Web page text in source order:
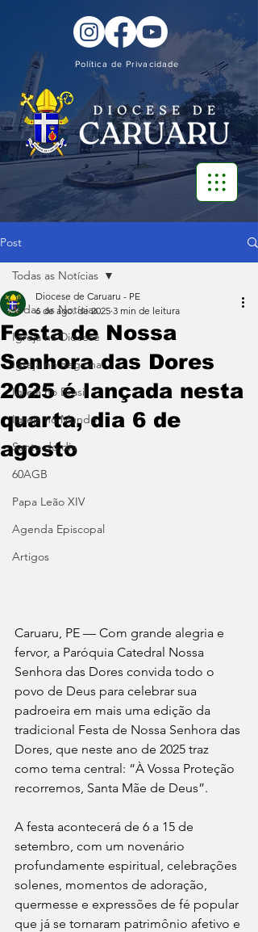
Política de Privacidade
Post
Todas as Notícias
Igreja na Diocese
Igreja no Regional
Igreja no Brasil
Igreja no Mundo
Santo do dia
60AGB
Papa Leão XIV
Agenda Episcopal
Artigos
Todas as Notícias
Festa de Nossa
Senhora das Dores
2025 é lançada nesta
quarta, dia 6 de
agosto
Diocese de Caruaru - PE
6 de ago. de 2025 3 min de leitura
Caruaru, PE — Com grande alegria e
fervor, a Paróquia Catedral Nossa
Senhora das Dores convida todo o
povo de Deus para celebrar sua
padroeira em mais uma edição da
tradicional Festa de Nossa Senhora das
Dores, que neste ano de 2025 traz
como tema central: “À Vossa Proteção
recorremos, Santa Mãe de Deus”.
A festa acontecerá de 6 a 15 de
setembro, com um novenário
profundamente espiritual, celebrações
solenes, momentos de adoração,
quermesse e expressões de fé popular
que já se tornaram patrimônio afetivo e